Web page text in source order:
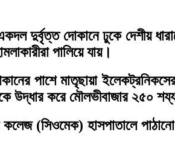
দুর্বৃত্ত দোকানে ঢুকে দেশীয়
পালিয়ে যায়।
পাশে মাতৃছায়া
করে মৌলভীবাজার ২৫০
(সিওমেক) হাসপাতালে